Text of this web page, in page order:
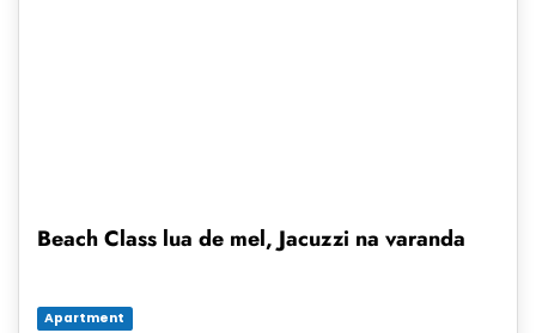
Beach Class lua de mel, Jacuzzi na varanda
Apartment